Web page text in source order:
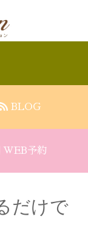
BLOG
WEB予約
だけで